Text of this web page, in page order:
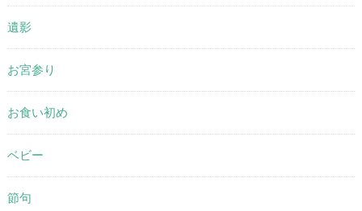
遺影
お宮参り
お食い初め
ベビー
節句